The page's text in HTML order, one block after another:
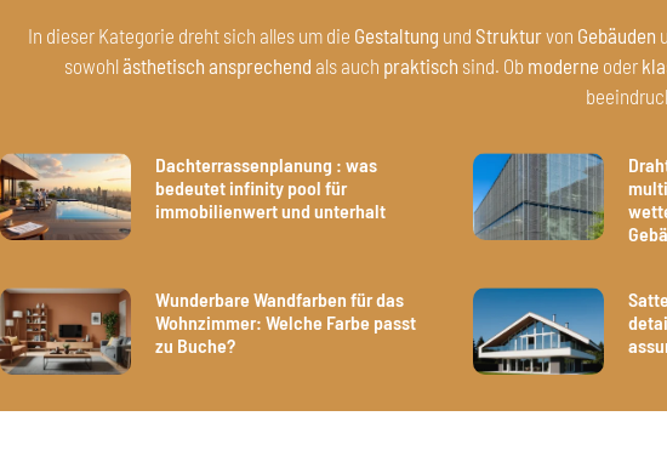
In dieser Kategorie dreht sich alles um die Gestaltung und Strukturvon Gebäuden
sowohlästhetisch ansprechend als auch praktisch sind. Ob moderne oder
Dachterrassenplanung : was
bedeutet infinity pool für
immobilienwert und unterhalt
Wunderbare Wandfarben für das
Wohnzimmer: Welche Farbe passt
zu Buche?